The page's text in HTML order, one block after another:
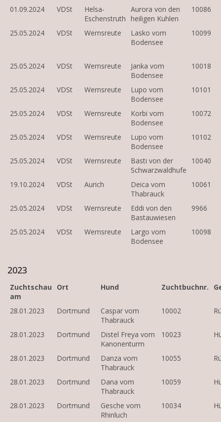
01.09.2024 VDSt
Helsa-
Eschenstruth
Aurora von den
heiligen Kuhlen
10086
25.05.2024 VDSt Wernsreute
Lasko vom
Bodensee
10099
25.05.2024 VDSt Wernsreute
Janka vom
Bodensee
10018
25.05.2024 VDSt Wernsreute
Lupo vom
Bodensee
10101
25.05.2024 VDSt Wernsreute
Korbi vom
Bodensee
10072
25.05.2024 VDSt Wernsreute
Lupo vom
Bodensee
10102
25.05.2024 VDSt Wernsreute
Basti von der
Schwarzwaldhufe
10040
19.10.2024 VDSt Aurich
Deica vom
Thabrauck
10061
25.05.2024 VDSt Wernsreute
Eddi von den
Bastauwiesen
9966
25.05.2024 VDSt Wernsreute
Largo vom
Bodensee
10098
2023
Zuchtschau
am
Ort Hund Zuchtbuchnr.
28.01.2023 Dortmund
Caspar vom
Thabrauck
10002
28.01.2023 Dortmund
Distel Freya vom
Kanonenturm
10023
28.01.2023 Dortmund
Danza vom
Thabrauck
10055
28.01.2023 Dortmund
Dana vom
Thabrauck
10059
28.01.2023 Dortmund
Gesche vom
Rhinluch
10034